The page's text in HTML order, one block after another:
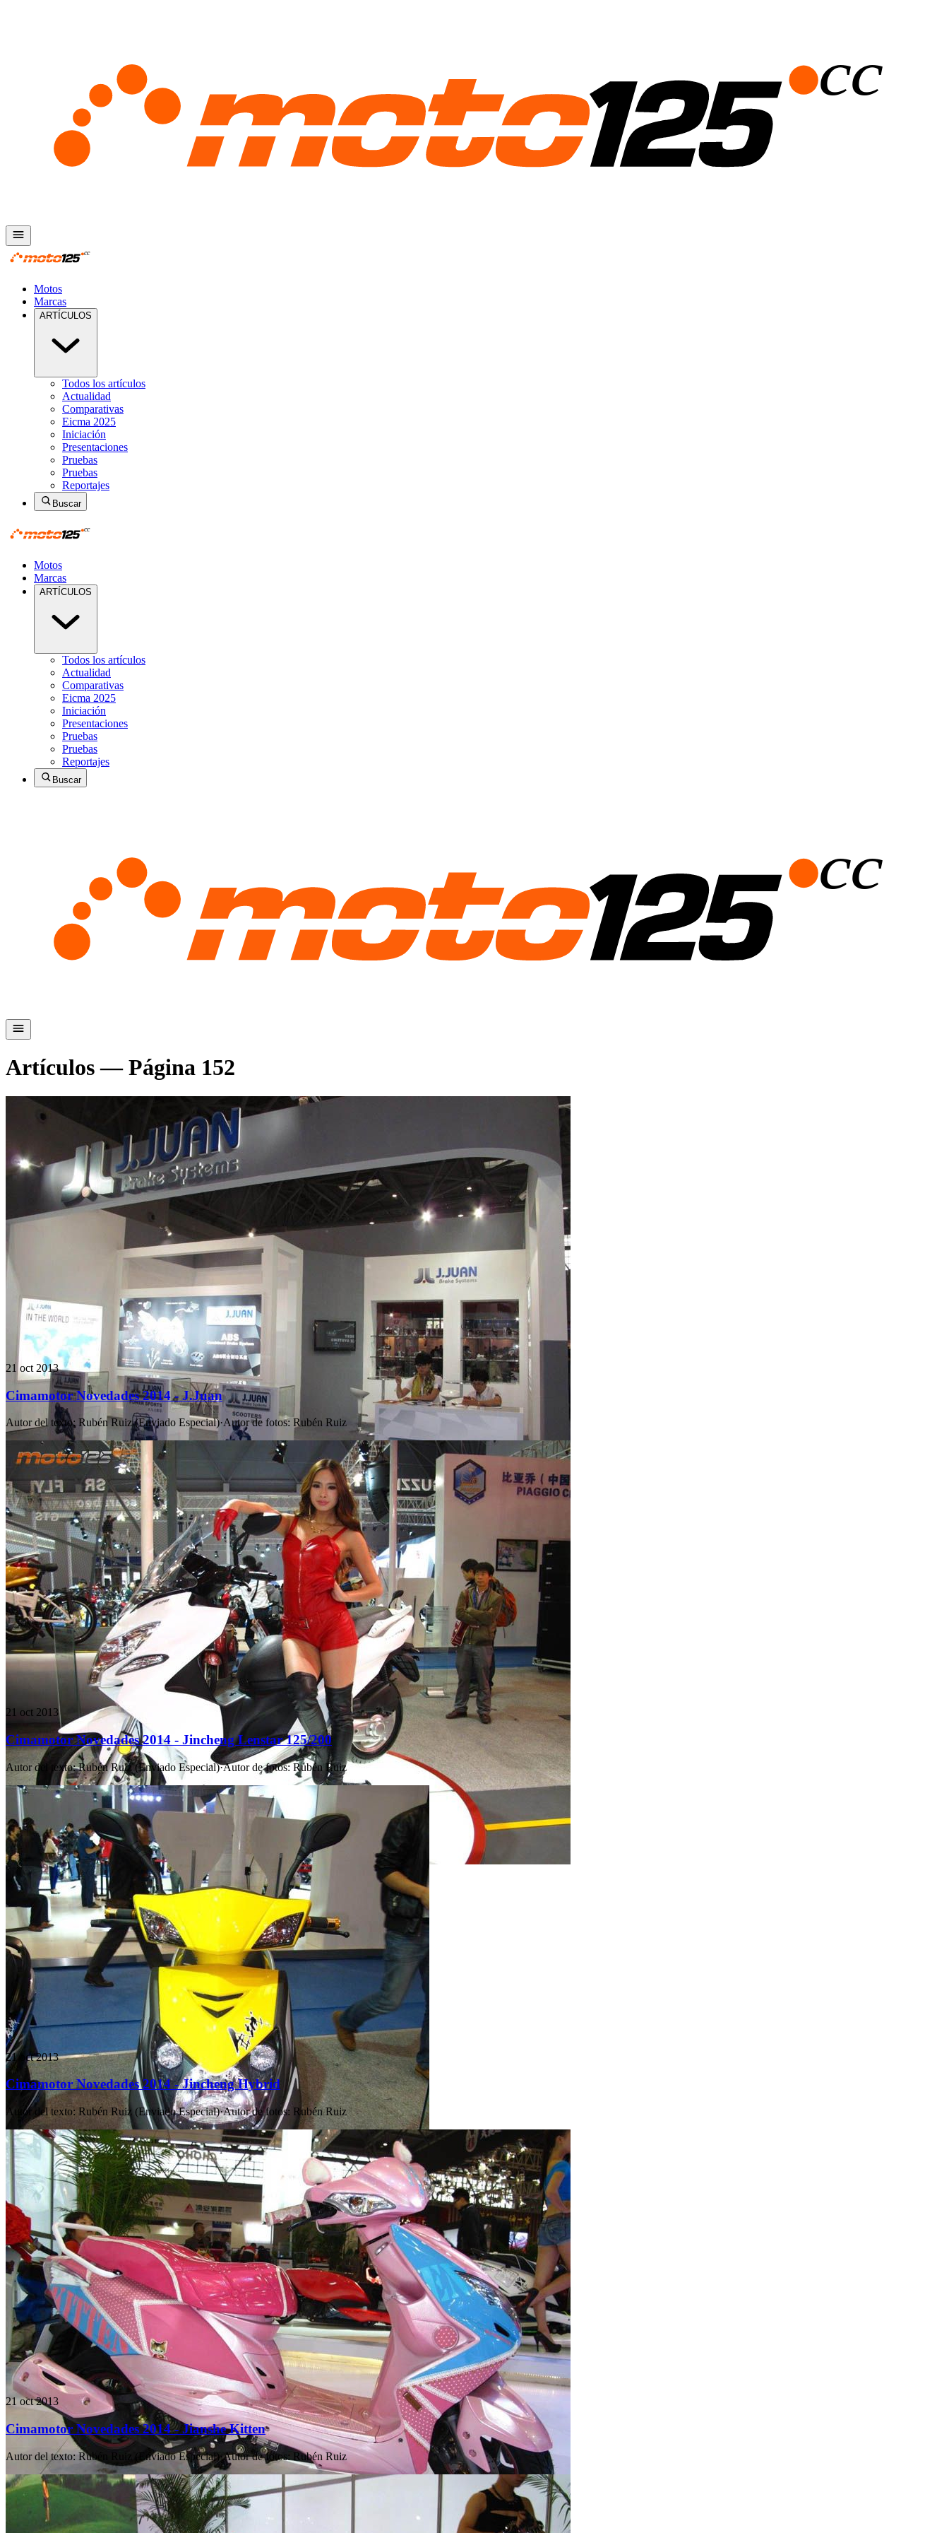
Motos
Marcas
ARTÍCULOS
Todos los artículos
Actualidad
Comparativas
Eicma 2025
Iniciación
Presentaciones
Pruebas
Pruebas
Reportajes
Buscar
Motos
Marcas
ARTÍCULOS
Todos los artículos
Actualidad
Comparativas
Eicma 2025
Iniciación
Presentaciones
Pruebas
Pruebas
Reportajes
Buscar
Artículos — Página 152
21 oct 2013
Cimamotor Novedades 2014 - J.Juan
Autor del texto: Rubén Ruiz (Enviado Especial)·Autor de fotos: Rubén Ruiz
21 oct 2013
Cimamotor Novedades 2014 - Jincheng Lenstar 125/200
Autor del texto: Rubén Ruiz (Enviado Especial)·Autor de fotos: Rubén Ruiz
21 oct 2013
Cimamotor Novedades 2014 - Jincheng Hybrid
Autor del texto: Rubén Ruiz (Enviado Especial)·Autor de fotos: Rubén Ruiz
21 oct 2013
Cimamotor Novedades 2014 - Jianshe Kitten
Autor del texto: Rubén Ruiz (Enviado Especial)·Autor de fotos: Rubén Ruiz